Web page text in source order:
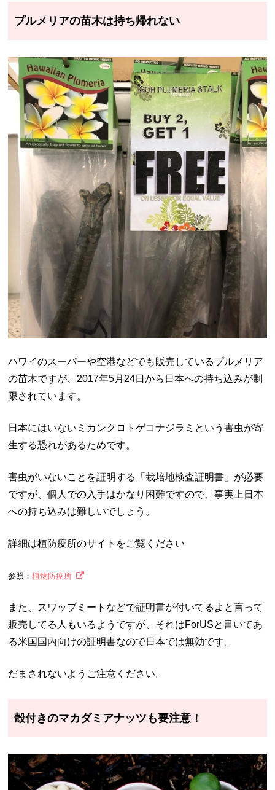
プルメリアの苗木は持ち帰れない
ハワイのスーパーや空港などでも販売しているプルメリア
の苗木ですが、2017年5月24日から日本への持ち込みが制
限されています。
日本にはいないミカンクロトゲコナジラミという害虫が寄
生する恐れがあるためです。
害虫がいないことを証明する「栽培地検査証明書」が必要
ですが、個人での入手はかなり困難ですので、事実上日本
への持ち込みは難しいでしょう。
詳細は植防疫所のサイトをご覧ください
参照：植物防疫所
また、スワップミートなどで証明書が付いてるよと言って
販売してる人もいるようですが、それはForUSと書いてあ
る米国国内向けの証明書なので日本では無効です。
だまされないようご注意ください。
殻付きのマカダミアナッツも要注意！